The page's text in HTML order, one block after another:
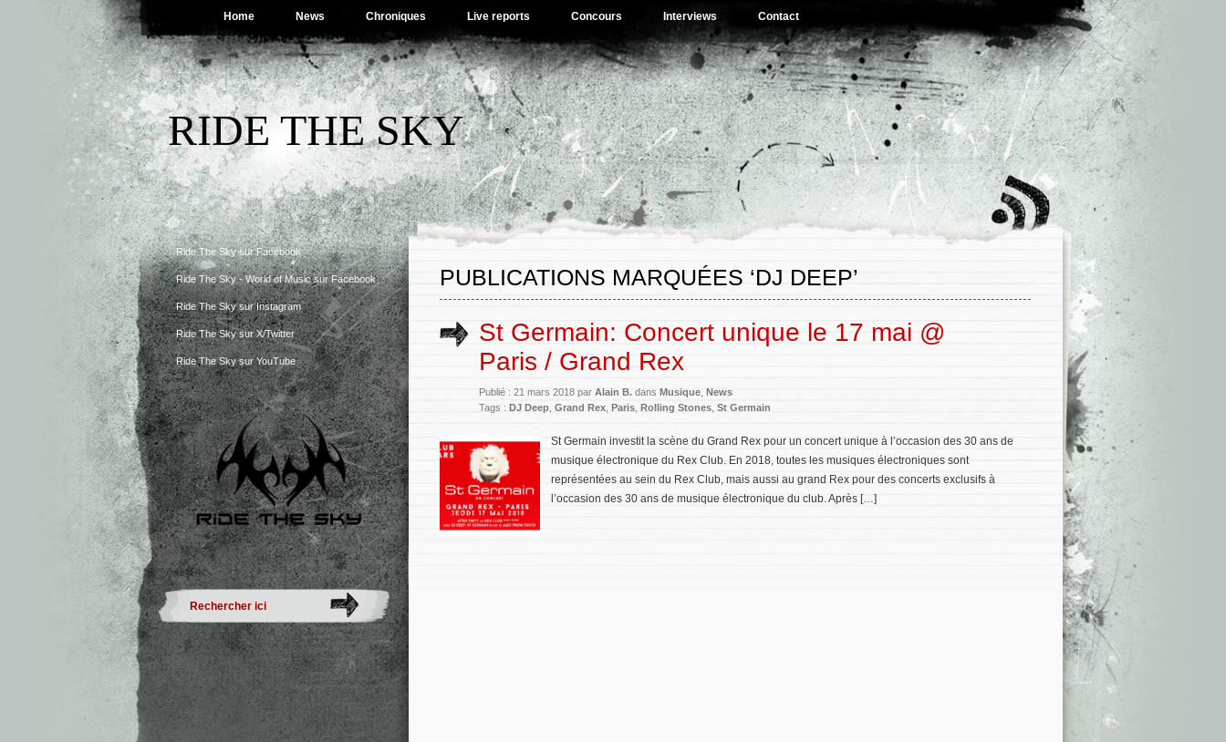
Home News Chroniques Live reports Concours Interviews Contact
RIDE THE SKY
Ride The Sky sur Facebook
Ride The Sky - World of Music sur Facebook
Ride The Sky sur Instagram
Ride The Sky sur X/Twitter
Ride The Sky sur YouTube
PUBLICATIONS MARQUÉES ‘DJ DEEP’
St Germain: Concert unique le 17 mai @
Paris / Grand Rex
Publié : 21 mars 2018 par Alain B. dans Musique News
Tags : DJ Deep Grand Rex Paris Rolling Stones St Germain
St Germain investit la scène du Grand Rex pour un concert unique à l’occasion des 30 ans de
musique électronique du Rex Club. En 2018, toutes les musiques électroniques sont
représentées au sein du Rex Club, mais aussi au grand Rex pour des concerts exclusifs à
l’occasion des 30 ans de musique électronique du club. Après […]